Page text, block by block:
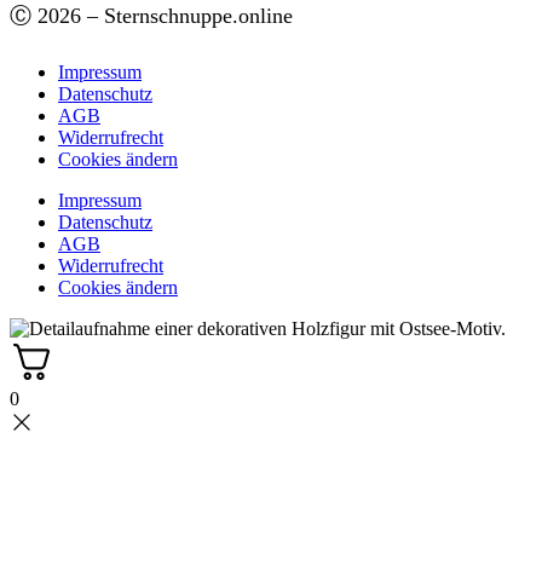
Ⓒ 2026 – Sternschnuppe.online
Impressum
Datenschutz
AGB
Widerrufrecht
Cookies ändern
Impressum
Datenschutz
AGB
Widerrufrecht
Cookies ändern
0